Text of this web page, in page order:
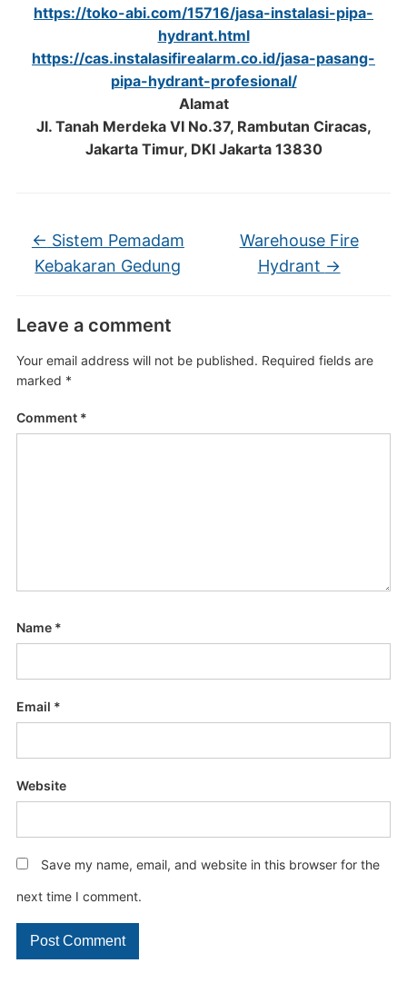
https://toko-abi.com/15716/jasa-instalasi-pipa-
hydrant.html
https://cas.instalasifirealarm.co.id/jasa-pasang-
pipa-hydrant-profesional/
Alamat
Jl. Tanah Merdeka VI No.37, Rambutan Ciracas,
Jakarta Timur, DKI Jakarta 13830
← Sistem Pemadam
Kebakaran Gedung
Warehouse Fire
Hydrant →
Leave a comment
Your email address will not be published. Required fields are
marked *
Comment *
Name *
Email *
Website
Save my name, email, and website in this browser for the
next time I comment.